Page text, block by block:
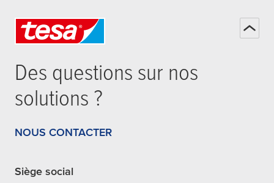
Des questions sur nos
solutions ?
NOUS CONTACTER
Siège social